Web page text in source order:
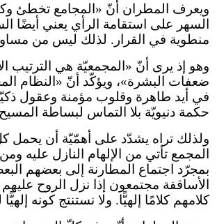
ويعرف المطران أنّ «المجامع تخطئ
السهر على استقامة الرأي يعني أيضًا
منطوية في القرار. لذلك ليس من
وهو إذ يرى أنّ «المجمعيّة هي الترتيب
ضعفات البشرة»، ويؤكّد أنّ «النظام
في أيد طاهرة وقلوب مؤمنة وعقول
حكمة دنيويّة بلا التماس لبساطة
ولذلك تراه يشدّد على أهمّيّة أن يحمل
المجمع تأتي من الإلهام النازل
بمجرّد اجتماع المطارنة إلى بعضهم
الأساقفة مجتمعون إذا نزل الروح
كلامهم كلامًا إلهيًّا. ولا نستنتج كونه